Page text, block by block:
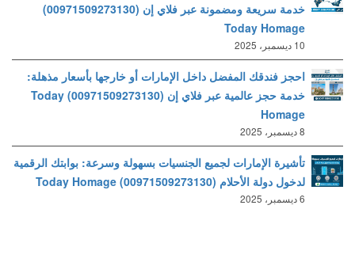
خدمة سريعة ومضمونة عبر فلاي إن (00971509273130)
Today Homage
10 ديسمبر، 2025
احجز فندقك المفضل داخل الإمارات أو خارجها بأسعار مذهلة:
خدمة حجز عالمية عبر فلاي إن (00971509273130) Today
Homage
8 ديسمبر، 2025
تأشيرة الإمارات لجميع الجنسيات بسهولة وسرعة: بوابتك الرقمية
لدخول دولة الأحلام (00971509273130) Today Homage
6 ديسمبر، 2025